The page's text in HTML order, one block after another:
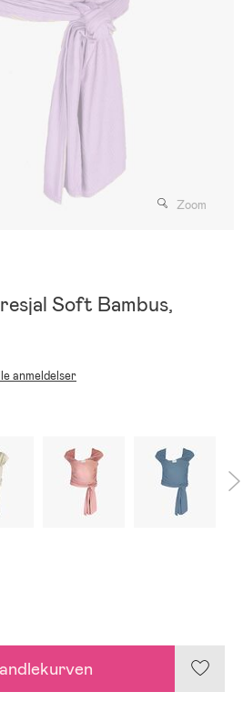
Zoom
Soft Bambus,
anmeldelser